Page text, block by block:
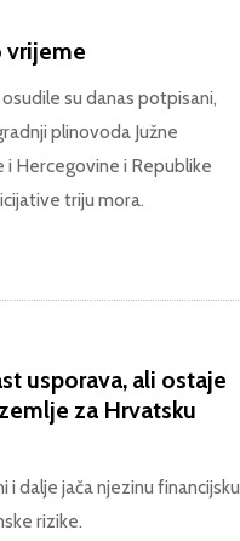
vrijeme
su danas potpisani,
plinovoda Južne
Hercegovine i Republike
triju mora.
usporava, ali ostaje
za Hrvatsku
dalje jača njezinu financijsku
rizike.